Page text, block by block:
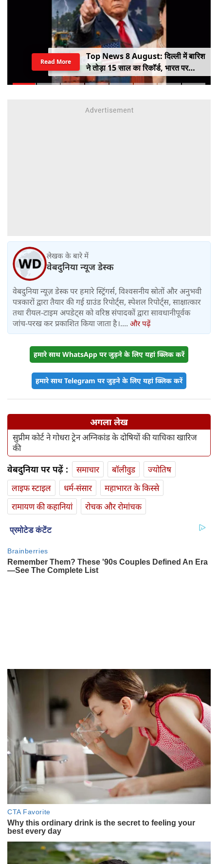
क्या भारत-बांग्लादेश संबंधों में रोड़ा बन रही हैं
शेख हसीना?
Read More
लेखक के बारे में
वेबदुनिया न्यूज डेस्क
वेबदुनिया न्यूज़ डेस्क पर हमारे स्ट्रिंगर्स, विश्वसनीय स्रोतों और अनुभवी
पत्रकारों द्वारा तैयार की गई ग्राउंड रिपोर्ट्स, स्पेशल रिपोर्ट्स, साक्षात्कार
तथा रीयल-टाइम अपडेट्स को वरिष्ठ संपादकों द्वारा सावधानीपूर्वक
जांच-परख कर प्रकाशित किया जाता है।.... और पढ़ें
हमारे साथ WhatsApp पर जुड़ने के लिए यहां क्लिक करें
हमारे साथ Telegram पर जुड़ने के लिए यहां क्लिक करें
अगला लेख
सुप्रीम कोर्ट ने गोधरा ट्रेन अग्निकांड के दोषियों की याचिका खारिज
की
वेबदुनिया पर पढ़ें : समाचार बॉलीवुड
ज्योतिष
लाइफ स्‍टाइल
धर्म-संसार
महाभारत के किस्से
रामायण की कहानियां
रोचक और रोमांचक